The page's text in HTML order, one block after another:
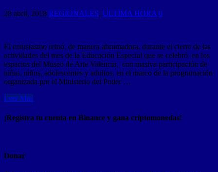
28 abril, 2018 REGIONALES, ULTIMA HORA 0
El entusiasmo reinó, de manera abrumadora, durante el cierre de las
actividades del mes de la Educación Especial que se celebró en los
espacios del Museo de Arte Valencia, con masiva participación de
niñas, niños, adolescentes y adultos, en el marco de la programación
organizada por el Ministerio del Poder …
Leer Mas
¡Registra tu cuenta en Binance y gana criptomonedas!
Donar